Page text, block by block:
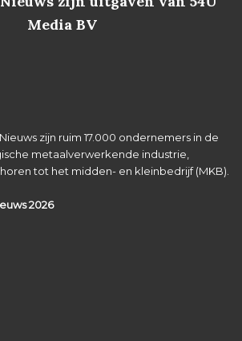
Media BV
zijn ruim 17.000 ondernemers in de
metaalverwerkende industrie,
tot het midden- en kleinbedrijf (MKB).
2026